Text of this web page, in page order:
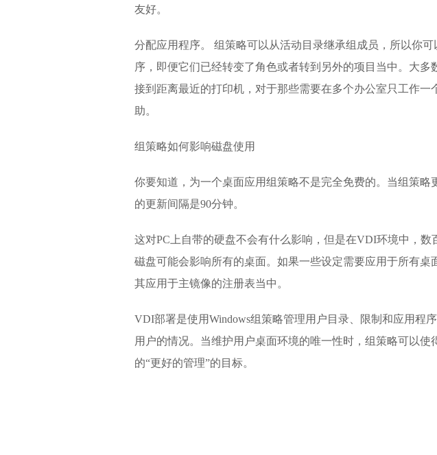
友好。
分配应用程序。 组策略可以从活动目录继承组成员，所以你
序，即便它们已经转变了角色或者转到另外的项目当中。大
接到距离最近的打印机，对于那些需要在多个办公室只工作
助。
组策略如何影响磁盘使用
你要知道，为一个桌面应用组策略不是完全免费的。当组策
的更新间隔是90分钟。
这对PC上自带的硬盘不会有什么影响，但是在VDI环境中，
磁盘可能会影响所有的桌面。如果一些设定需要应用于所有
其应用于主镜像的注册表当中。
VDI部署是使用Windows组策略管理用户目录、限制和应用程
用户的情况。当维护用户桌面环境的唯一性时，组策略可以
的“更好的管理”的目标。